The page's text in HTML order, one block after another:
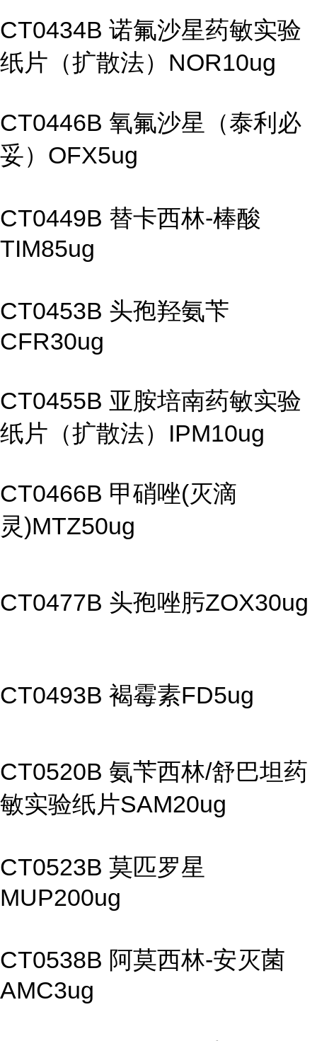
CT0434B 诺氟沙星药敏实验
纸片（扩散法）NOR10ug
CT0446B 氧氟沙星（泰利必
妥）OFX5ug
CT0449B 替卡西林-棒酸
TIM85ug
CT0453B 头孢羟氨苄
CFR30ug
CT0455B 亚胺培南药敏实验
纸片（扩散法）IPM10ug
CT0466B 甲硝唑(灭滴
灵)MTZ50ug
CT0477B 头孢唑肟ZOX30ug
CT0493B 褐霉素FD5ug
CT0520B 氨苄西林/舒巴坦药
敏实验纸片SAM20ug
CT0523B 莫匹罗星
MUP200ug
CT0538B 阿莫西林-安灭菌
AMC3ug